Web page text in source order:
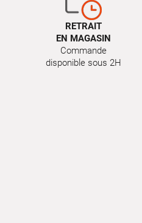
RETRAIT
EN MAGASIN
Commande
disponible sous 2H